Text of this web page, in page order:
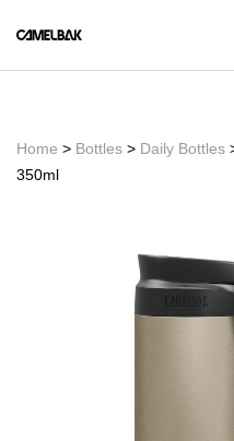
Home > Bottles > Daily Bottles
350ml